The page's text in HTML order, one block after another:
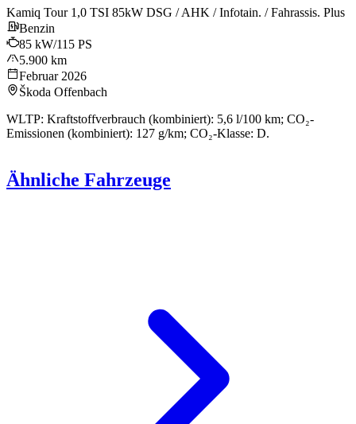
Kamiq Tour 1,0 TSI 85kW DSG / AHK / Infotain. / Fahrassis. Plus
Benzin
85 kW/115 PS
5.900 km
Februar 2026
Škoda Offenbach
WLTP: Kraftstoffverbrauch (kombiniert): 5,6 l/100 km; CO₂-
Emissionen (kombiniert): 127 g/km; CO₂-Klasse: D.
Ähnliche Fahrzeuge